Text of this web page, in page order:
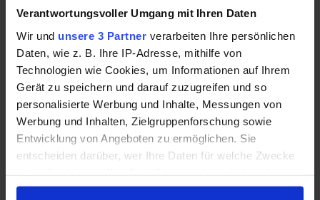
Verantwortungsvoller Umgang mit Ihren Daten
Wir und unsere 3 Partner verarbeiten Ihre persönlichen
Daten, wie z. B. Ihre IP-Adresse, mithilfe von
Technologien wie Cookies, um Informationen auf Ihrem
Gerät zu speichern und darauf zuzugreifen und so
personalisierte Werbung und Inhalte, Messungen von
Werbung und Inhalten, Zielgruppenforschung sowie
Entwicklung von Angeboten zu ermöglichen. Sie
entscheiden darüber, wer Ihre Daten für welche Zwecke
Cookie-Erklärung oder durch Klicken auf das Privacy
19. Juni 2022
Was ist die bessere Split-Aktie? Amazon,
Alphabet oder Tesla?
Unter diesen drei weit verbreiteten Unternehmen befindet
sich eine ideale Kaufgelegenheit.Mehr »
19. Juni 2022
4 superstarke Wachstumsaktien, die die